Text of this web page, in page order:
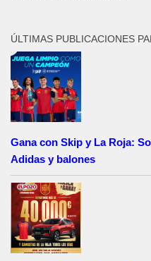
ÚLTIMAS PUBLICACIONES
Gana con Skip y La Roja:
Adidas y balones